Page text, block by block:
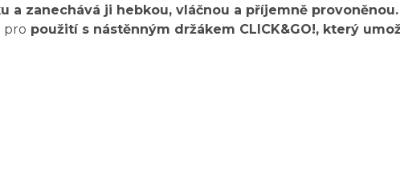
a zanechává ji hebkou, vláčnou a příjemně provoněnou.
pro použití s nástěnným držákem CLICK&GO!, který